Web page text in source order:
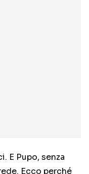
E Pupo, senza
Ecco perché